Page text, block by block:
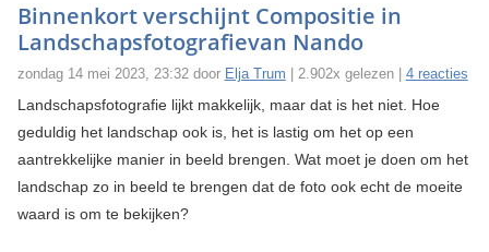
Binnenkort verschijnt Compositie in
Landschapsfotografievan Nando
zondag 14 mei 2023, 23:32 door Elja Trum | 2.902x gelezen | 4 reacties
Landschapsfotografie lijkt makkelijk, maar dat is het niet. Hoe
geduldig het landschap ook is, het is lastig om het op een
aantrekkelijke manier in beeld brengen. Wat moet je doen om het
landschap zo in beeld te brengen dat de foto ook echt de moeite
waard is om te bekijken?